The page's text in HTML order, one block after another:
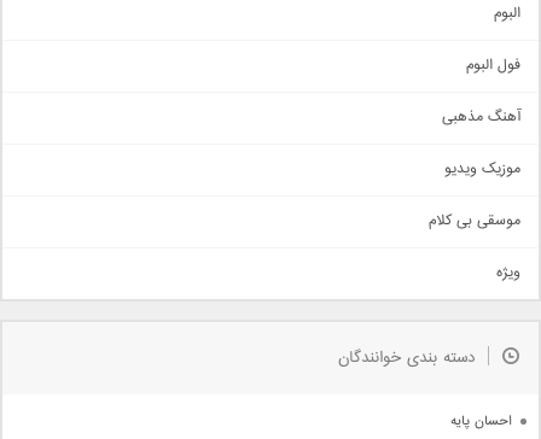
اجتماعی
حماسی
سنتی
اهنگ بندرعباسی
دمو
مذهبی
جدیدترین ها
البوم
فول البوم
آهنگ مذهبی
موزیک ویدیو
موسقی بی کلام
ویژه
دسته بندی خوانندگان
احسان پایه